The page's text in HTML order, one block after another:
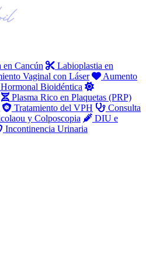
en Cancún
Labioplastia en
Vaginal con Láser
Aumento
Bioidéntica
Plasma Rico en Plaquetas (PRP)
Tratamiento del VPH
Consulta
y Colposcopia
DIU e
Incontinencia Urinaria